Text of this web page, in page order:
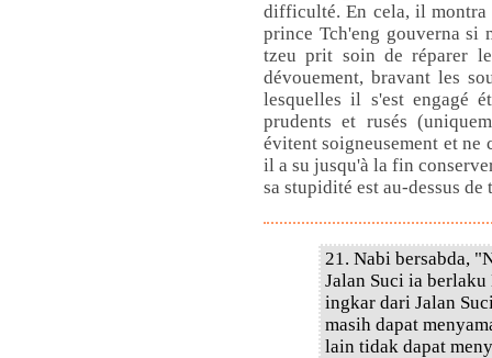
difficulté. En cela, il montra
prince Tch'eng gouverna
tzeu prit soin de réparer
dévouement, bravant les
lesquelles il s'est engagé
prudents et rusés
évitent soigneusement et ne
il a su jusqu'à la fin
sa stupidité est au-dessus
21. Nabi bersabda,
Jalan Suci ia
ingkar dari Jalan
masih dapat
lain tidak dapat